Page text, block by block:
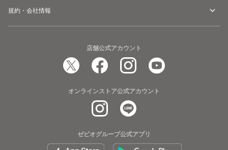
規約・会社情報
店舗公式アカウント
オンラインストア公式アカウント
ゼビオグループ公式アプリ